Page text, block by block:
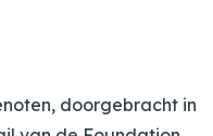
doorgebracht in